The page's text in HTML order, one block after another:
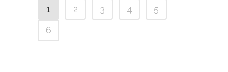
1 2 3 4
5
6